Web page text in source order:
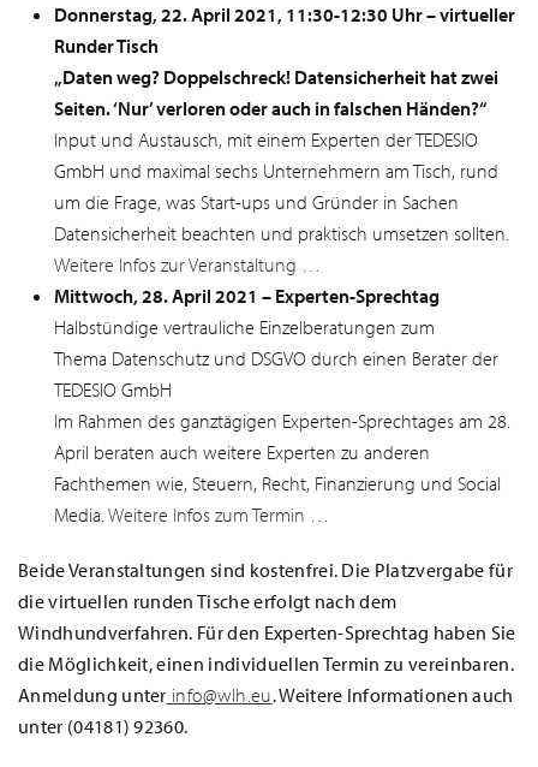
Donnerstag, 22. April 2021, 11:30-12:30 Uhr – virtueller
Runder Tisch
„Daten weg? Doppelschreck! Datensicherheit hat zwei
Seiten. ‘Nur’ verloren oder auch in falschen Händen?“
Input und Austausch, mit einem Experten der TEDESIO
GmbH und maximal sechs Unternehmern am Tisch, rund
um die Frage, was Start-ups und Gründer in Sachen
Datensicherheit beachten und praktisch umsetzen sollten.
Weitere Infos zur Veranstaltung …
Mittwoch, 28. April 2021 – Experten-Sprechtag
Halbstündige vertrauliche Einzelberatungen zum
Thema Datenschutz und DSGVO durch einen Berater der
TEDESIO GmbH
Im Rahmen des ganztägigen Experten-Sprechtages am 28.
April beraten auch weitere Experten zu anderen
Fachthemen wie, Steuern, Recht, Finanzierung und Social
Media. Weitere Infos zum Termin …
Beide Veranstaltungen sind kostenfrei. Die Platzvergabe für
die virtuellen runden Tische erfolgt nach dem
Windhundverfahren. Für den Experten-Sprechtag haben Sie
die Möglichkeit, einen individuellen Termin zu vereinbaren.
Anmeldung unter info@wlh.eu. Weitere Informationen auch
unter (04181) 92360.